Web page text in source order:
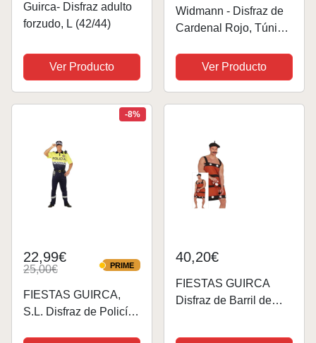
Guirca- Disfraz adulto
forzudo, L (42/44)
Ver Producto
Widmann - Disfraz de
Cardenal Rojo, Túnica,
Calota, Carnaval,
Mottoparty
Ver Producto
-8%
22,99€
25,00€ PRIME
PRIME
FIESTAS GUIRCA,
S.L. Disfraz de Policía
40,20€
FIESTAS GUIRCA
Disfraz de Barril de